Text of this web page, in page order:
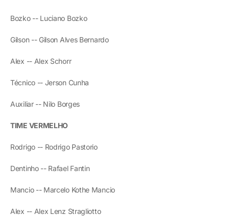
Bozko -- Luciano Bozko
Gilson -- Gilson Alves Bernardo
Alex -- Alex Schorr
Técnico -- Jerson Cunha
Auxiliar -- Nilo Borges
TIME VERMELHO
Rodrigo -- Rodrigo Pastorio
Dentinho -- Rafael Fantin
Mancio -- Marcelo Kothe Mancio
Alex -- Alex Lenz Stragliotto